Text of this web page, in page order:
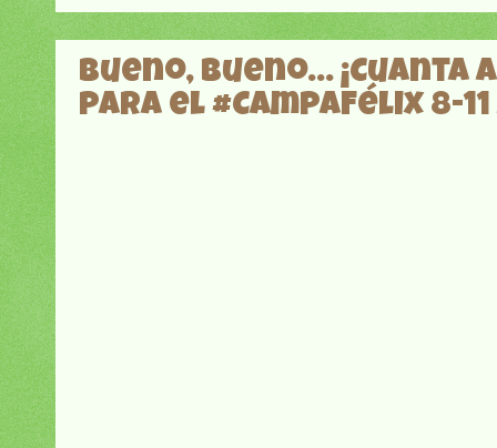
Bueno, bueno... ¡Cuanta
para el #CampaFélix 8-